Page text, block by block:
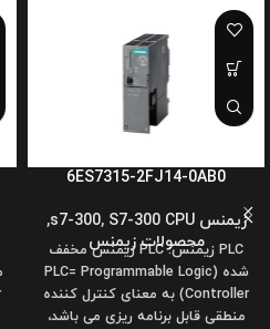
6ES7315-2FJ14-0AB0
زیمنس s7-300 , S7-300 CPU
,
محصولات زیمنس
PLC زیمنس: PLC زیمنس مخفف
شده (PLC= Programmable Logic
Controller) به معنای کنترل کننده
منطقی قابل برنامه ریزی می باشد،